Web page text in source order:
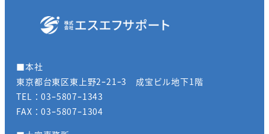
■本社
東京都台東区東上野2ｰ21ｰ3 成宝ビル地下1階
TEL：03ｰ5807ｰ1343
FAX：03ｰ5807ｰ1304